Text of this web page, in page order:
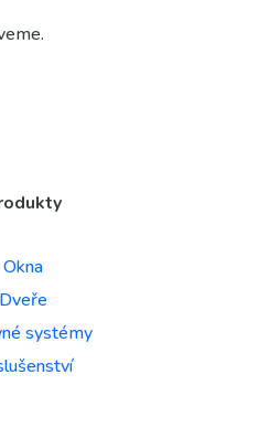
Okna
Dveře
systémy